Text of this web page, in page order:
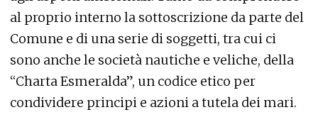
al proprio interno la sottoscrizione da parte del
Comune e di una serie di soggetti, tra cui ci
sono anche le società nautiche e veliche, della
“Charta Esmeralda”, un codice etico per
condividere principi e azioni a tutela dei mari.